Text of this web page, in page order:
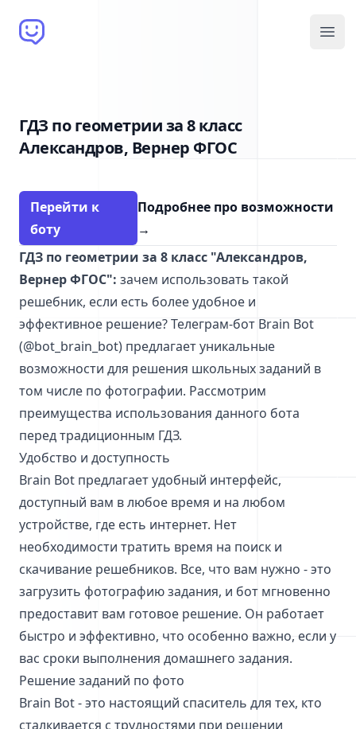
Brain Bot
ГДЗ по геометрии за 8 класс
Александров, Вернер ФГОС
Перейти к
боту
Подробнее про возможности
→
ГДЗ по геометрии за 8 класс "Александров,
Вернер ФГОС": зачем использовать такой
решебник, если есть более удобное и
эффективное решение? Телеграм-бот Brain Bot
(@bot_brain_bot) предлагает уникальные
возможности для решения школьных заданий в
том числе по фотографии. Рассмотрим
преимущества использования данного бота
перед традиционным ГДЗ.
Удобство и доступность
Brain Bot предлагает удобный интерфейс,
доступный вам в любое время и на любом
устройстве, где есть интернет. Нет
необходимости тратить время на поиск и
скачивание решебников. Все, что вам нужно - это
загрузить фотографию задания, и бот мгновенно
предоставит вам готовое решение. Он работает
быстро и эффективно, что особенно важно, если у
вас сроки выполнения домашнего задания.
Решение заданий по фото
Brain Bot - это настоящий спаситель для тех, кто
сталкивается с трудностями при решении